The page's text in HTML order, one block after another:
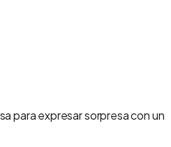
para expresar sorpresa con un